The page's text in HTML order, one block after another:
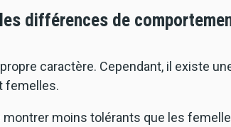
différences de
caractère. Cependant, il existe
femelles.
moins tolérants que les